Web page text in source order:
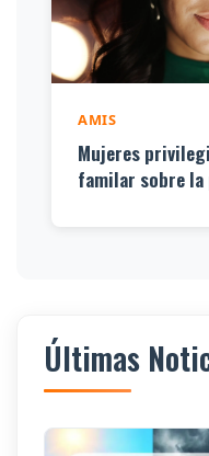
AMIS
Mujeres
familar sobre la
Últimas